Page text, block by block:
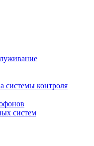
контроля
систем